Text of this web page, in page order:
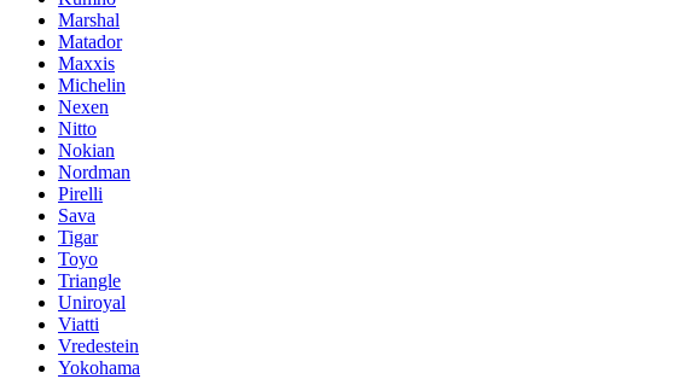
Marshal
Matador
Maxxis
Michelin
Nexen
Nitto
Nokian
Nordman
Pirelli
Sava
Tigar
Toyo
Triangle
Uniroyal
Viatti
Vredestein
Yokohama